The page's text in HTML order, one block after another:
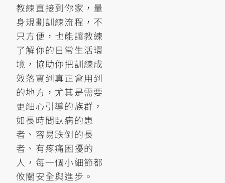
教練直接到你家，量
身規劃訓練流程，不
只方便，也能讓教練
了解你的日常生活環
境，協助你把訓練成
效落實到真正會用到
的地方，尤其是需要
更細心引導的族群，
如長時間臥病的患
者、容易跌倒的長
者、有疼痛困擾的
人，每一個小細節都
攸關安全與進步。